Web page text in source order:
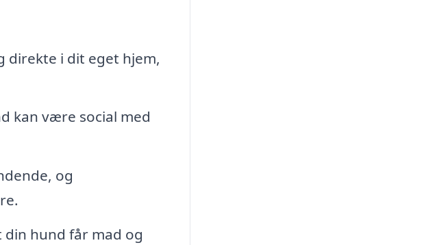
direkte i dit eget hjem,
kan være social med
og
din hund får mad og